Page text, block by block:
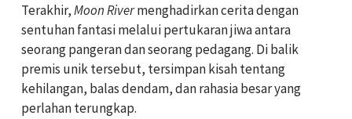
Terakhir,Moon Rivermenghadirkan cerita dengan
sentuhan fantasi melalui pertukaran jiwa antara
seorang pangeran dan seorang pedagang. Di balik
premis unik tersebut, tersimpan kisah tentang
kehilangan, balas dendam, dan rahasia besar yang
perlahan terungkap.